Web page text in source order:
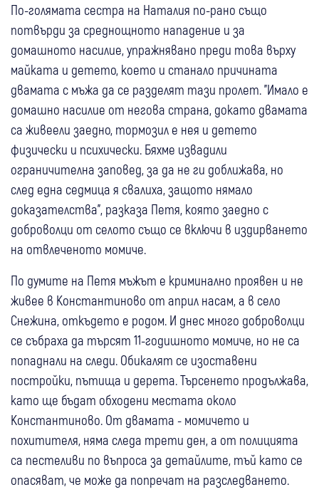
По-голямата сестра на Наталия по-рано също
потвърди за среднощното нападение и за
домашното насилие, упражнявано преди това върху
майката и детето, което и станало причината
двамата с мъжа да се разделят тази пролет. "Имало е
домашно насилие от негова страна, докато двамата
са живеели заедно, тормозил е нея и детето
физически и психически. Бяхме извадили
ограничителна заповед, за да не ги доближава, но
след една седмица я свалиха, защото нямало
доказателства", разказа Петя, която заедно с
доброволци от селото също се включи в издирването
на отвлеченото момиче.
По думите на Петя мъжът е криминално проявен и не
живее в Константиново от април насам, а в село
Снежина, откъдето е родом. И днес много доброволци
се събраха да търсят 11-годишното момиче, но не са
попаднали на следи. Обикалят се изоставени
постройки, пътища и дерета. Търсенето продължава,
като ще бъдат обходени местата около
Константиново. От двамата - момичето и
похитителя, няма следа трети ден, а от полицията
са пестеливи по въпроса за детайлите, тъй като се
опасяват, че може да попречат на разследването.